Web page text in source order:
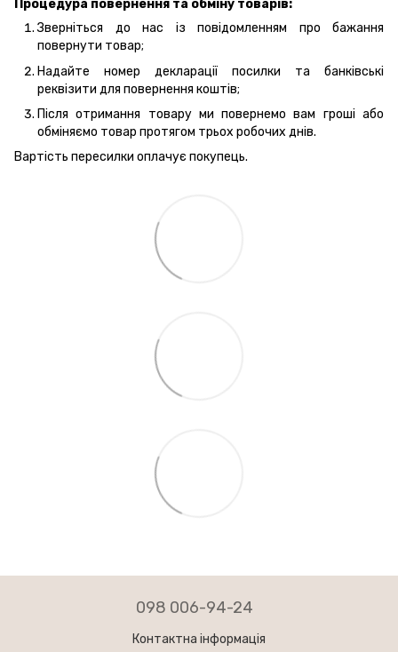
Процедура повернення та обміну товарів:
Зверніться до нас із повідомленням про бажання
повернути товар;
Надайте номер декларації посилки та банківські
реквізити для повернення коштів;
Після отримання товару ми повернемо вам гроші або
обміняємо товар протягом трьох робочих днів.
Вартість пересилки оплачує покупець.
098 006-94-24
Контактна інформація